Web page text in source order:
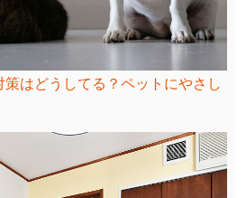
はどうしてる？ペットにやさし